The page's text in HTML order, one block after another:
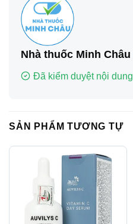
Nhà thuốc Minh Châu
Đã kiểm duyệt nội dung
SẢN PHẨM TƯƠNG TỰ